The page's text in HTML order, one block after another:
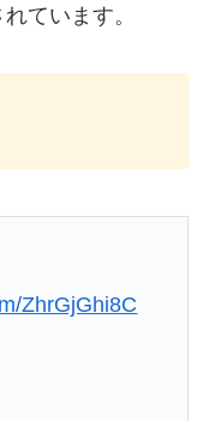
ています。
ZhrGjGhi8C